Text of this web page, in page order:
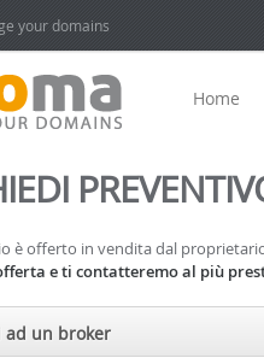
your domains
Home
è offerto in vendita dal
e ti contatteremo al più
ad un broker